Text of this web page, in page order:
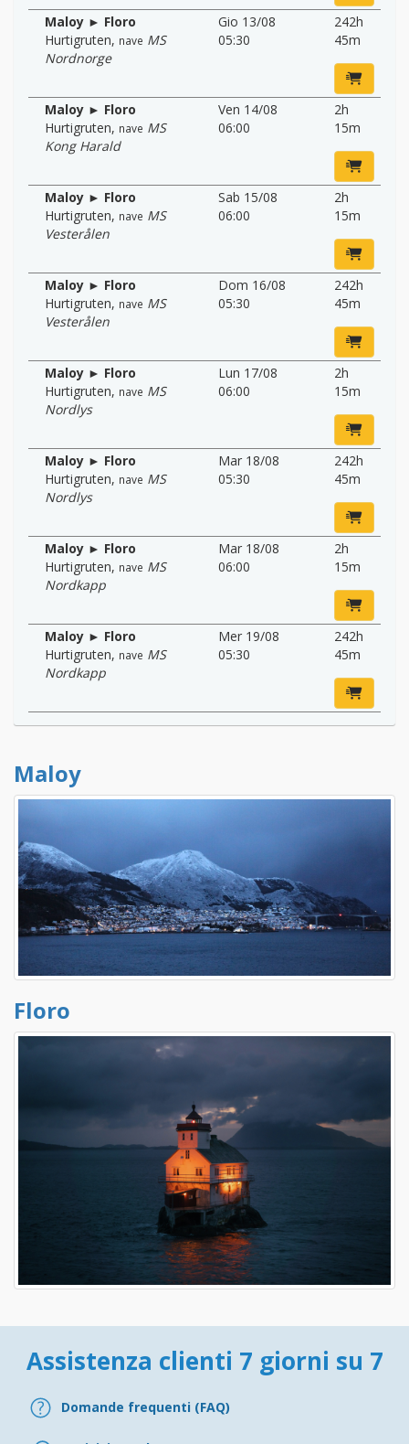
Maloy ► Floro
Hurtigruten, nave MS
Nordnorge
Gio 13/08
05:30
242h
45m
Maloy ► Floro
Hurtigruten, nave MS
Kong Harald
Ven 14/08
06:00
2h
15m
Maloy ► Floro
Hurtigruten, nave MS
Vesterålen
Sab 15/08
06:00
2h
15m
Maloy ► Floro
Hurtigruten, nave MS
Vesterålen
Dom 16/08
05:30
242h
45m
Maloy ► Floro
Hurtigruten, nave MS
Nordlys
Lun 17/08
06:00
2h
15m
Maloy ► Floro
Hurtigruten, nave MS
Nordlys
Mar 18/08
05:30
242h
45m
Maloy ► Floro
Hurtigruten, nave MS
Nordkapp
Mar 18/08
06:00
2h
15m
Maloy ► Floro
Hurtigruten, nave MS
Nordkapp
Mer 19/08
05:30
242h
45m
Maloy
Floro
Assistenza clienti 7 giorni su 7
Domande frequenti (FAQ)